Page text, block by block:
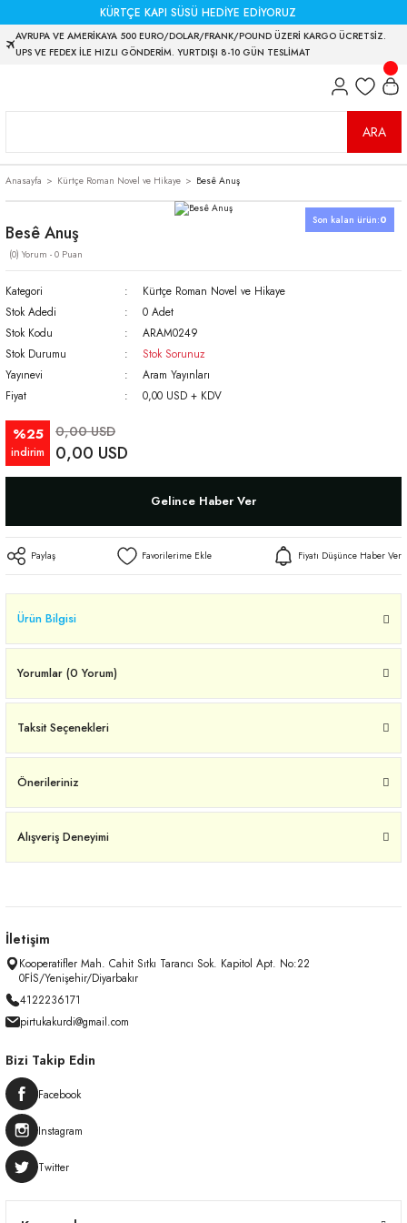
KÜRTÇE KAPI SÜSÜ HEDİYE EDİYORUZ
AVRUPA VE AMERİKAYA 500 EURO/DOLAR/FRANK/POUND ÜZERİ KARGO ÜCRETSİZ.
UPS VE FEDEX İLE HIZLI GÖNDERİM. YURTDIŞI 8-10 GÜN TESLİMAT
ARA
Anasayfa Kürtçe Roman Novel ve Hikaye Besê Anuş
Son kalan ürün:0
Besê Anuş
(0) Yorum - 0 Puan
Kategori
Kürtçe Roman Novel ve Hikaye
Stok Adedi
0 Adet
Stok Kodu
ARAM0249
Stok Durumu
Stok Sorunuz
Yayınevi
Aram Yayınları
Fiyat
0,00 USD + KDV
%25
indirim
0,00 USD
0,00 USD
Gelince Haber Ver
Paylaş Fiyatı Düşünce Haber Ver
Ürün Bilgisi
Yorumlar (0 Yorum)
Taksit Seçenekleri
Önerileriniz
Alışveriş Deneyimi
İletişim
Kooperatifler Mah. Cahit Sıtkı Tarancı Sok. Kapitol Apt. No:22
0FİS/Yenişehir/Diyarbakır
4122236171
pirtukakurdi@gmail.com
Bizi Takip Edin
Facebook
Instagram
Twitter